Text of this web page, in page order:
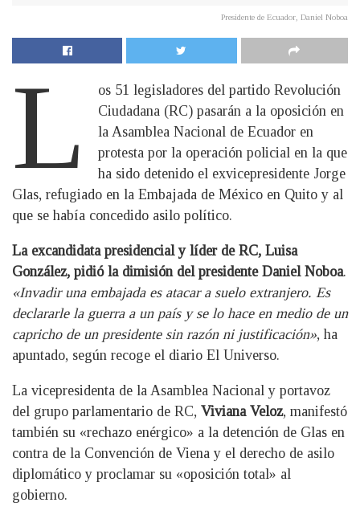
Presidente de Ecuador, Daniel Noboa
L
os 51 legisladores del partido Revolución
Ciudadana (RC) pasarán a la oposición en
la Asamblea Nacional de Ecuador en
protesta por la operación policial en la que
ha sido detenido el exvicepresidente Jorge
Glas, refugiado en la Embajada de México en Quito y al
que se había concedido asilo político.
La excandidata presidencial y líder de RC, Luisa
González, pidió la dimisión del presidente Daniel Noboa.
«Invadir una embajada es atacar a suelo extranjero. Es
declararle la guerra a un país y se lo hace en medio de un
capricho de un presidente sin razón ni justificación», ha
apuntado, según recoge el diario El Universo.
La vicepresidenta de la Asamblea Nacional y portavoz
del grupo parlamentario de RC, Viviana Veloz, manifestó
también su «rechazo enérgico» a la detención de Glas en
contra de la Convención de Viena y el derecho de asilo
diplomático y proclamar su «oposición total» al
gobierno.